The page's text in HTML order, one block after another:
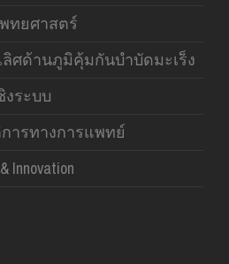
ทยศาสตร์
ลิศด้านภูมิคุ้มกันบำบัดมะเร็ง
ระบบ
ารทางการแพทย์
Innovation